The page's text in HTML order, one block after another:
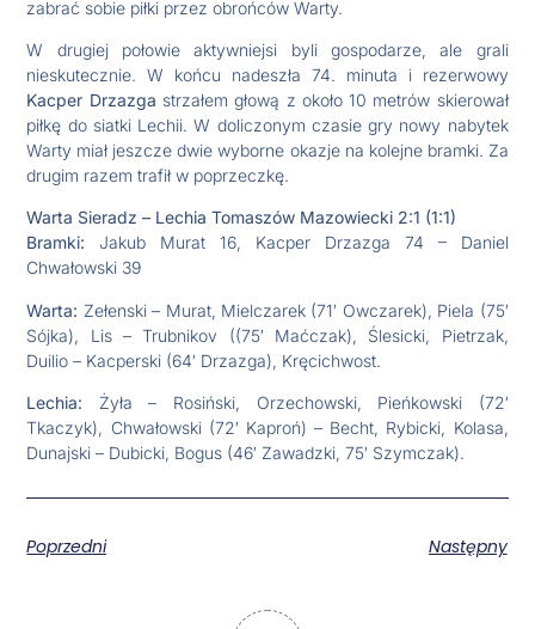
zabrać sobie piłki przez obrońców Warty.
W drugiej połowie aktywniejsi byli gospodarze, ale grali
nieskutecznie. W końcu nadeszła 74. minuta i rezerwowy
Kacper Drzazga strzałem głową z około 10 metrów skierował
piłkę do siatki Lechii. W doliczonym czasie gry nowy nabytek
Warty miał jeszcze dwie wyborne okazje na kolejne bramki. Za
drugim razem trafił w poprzeczkę.
Warta Sieradz – Lechia Tomaszów Mazowiecki 2:1 (1:1)
Bramki: Jakub Murat 16, Kacper Drzazga 74 – Daniel
Chwałowski 39
Warta: Zełenski – Murat, Mielczarek (71′ Owczarek), Piela (75′
Sójka), Lis – Trubnikov ((75′ Maćczak), Ślesicki, Pietrzak,
Duilio – Kacperski (64′ Drzazga), Kręcichwost.
Lechia: Żyła – Rosiński, Orzechowski, Pieńkowski (72′
Tkaczyk), Chwałowski (72′ Kaproń) – Becht, Rybicki, Kolasa,
Dunajski – Dubicki, Bogus (46′ Zawadzki, 75′ Szymczak).
Poprzedni Następny